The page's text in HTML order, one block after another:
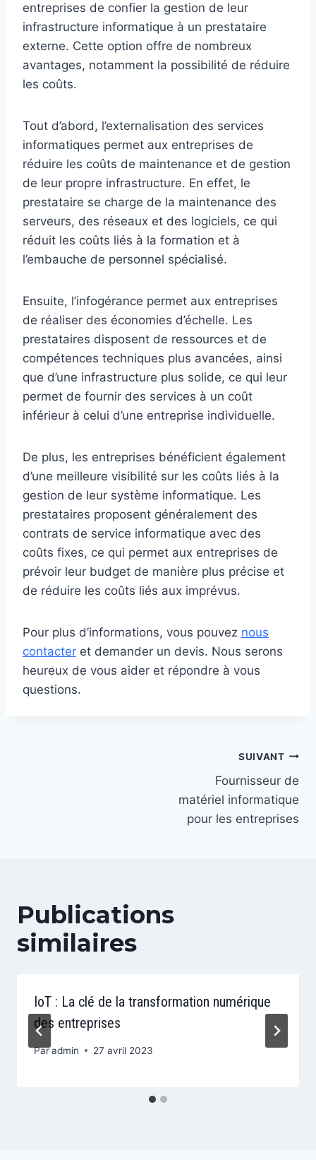
entreprises de confier la gestion de leur
infrastructure informatique à un prestataire
externe. Cette option offre de nombreux
avantages, notamment la possibilité de réduire
les coûts.
Tout d’abord, l’externalisation des services
informatiques permet aux entreprises de
réduire les coûts de maintenance et de gestion
de leur propre infrastructure. En effet, le
prestataire se charge de la maintenance des
serveurs, des réseaux et des logiciels, ce qui
réduit les coûts liés à la formation et à
l’embauche de personnel spécialisé.
Ensuite, l’infogérance permet aux entreprises
de réaliser des économies d’échelle. Les
prestataires disposent de ressources et de
compétences techniques plus avancées, ainsi
que d’une infrastructure plus solide, ce qui leur
permet de fournir des services à un coût
inférieur à celui d’une entreprise individuelle.
De plus, les entreprises bénéficient également
d’une meilleure visibilité sur les coûts liés à la
gestion de leur système informatique. Les
prestataires proposent généralement des
contrats de service informatique avec des
coûts fixes, ce qui permet aux entreprises de
prévoir leur budget de manière plus précise et
de réduire les coûts liés aux imprévus.
Pour plus d’informations, vous pouvez nous
contacter et demander un devis. Nous serons
heureux de vous aider et répondre à vous
questions.
SUIVANT
Fournisseur de
matériel informatique
pour les entreprises
Publications
similaires
IoT : La clé de la transformation numérique
des entreprises
Paradmin 27 avril 2023